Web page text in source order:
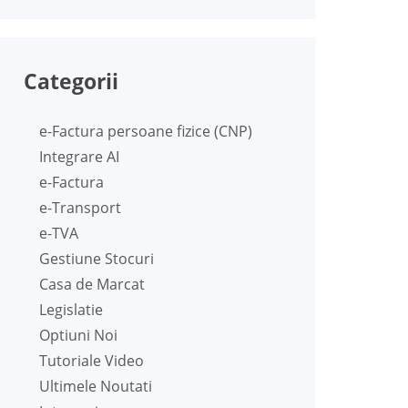
Categorii
e-Factura persoane fizice (CNP)
Integrare AI
e-Factura
e-Transport
e-TVA
Gestiune Stocuri
Casa de Marcat
Legislatie
Optiuni Noi
Tutoriale Video
Ultimele Noutati